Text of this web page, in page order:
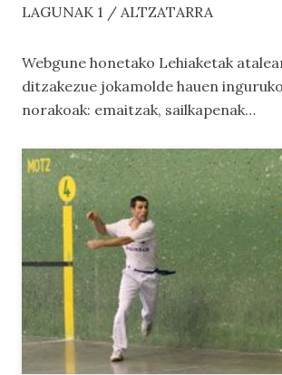
LAGUNAK 1 / ALTZATARRA
Webgune honetako Lehiaketak
ditzakezue jokamolde hauen
norakoak: emaitzak, sailkapenak…